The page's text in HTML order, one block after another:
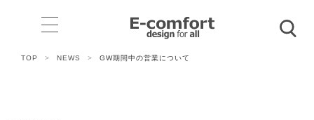
TOP > NEWS > GW期間中の営業について